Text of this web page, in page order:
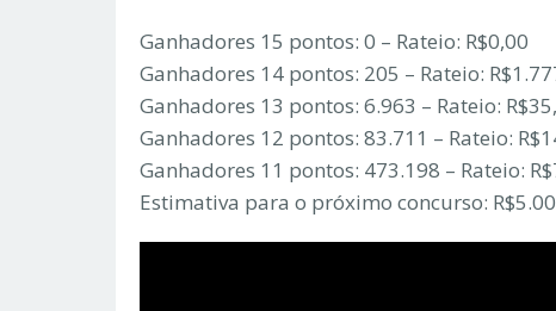
Ganhadores 15 pontos: 0 – Rateio: R$0,00
Ganhadores 14 pontos: 205 – Rateio:
Ganhadores 13 pontos: 6.963 – Rateio:
Ganhadores 12 pontos: 83.711 – Rateio:
Ganhadores 11 pontos: 473.198 – Rateio:
Estimativa para o próximo concurso: